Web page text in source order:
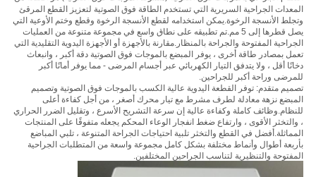
المعدات الجراحية السريرية التي تستخدم الطاقة فوق الصوتية لتعزيز القطع المرقئ
وتجلط الأنسجة الرخوة.يمكن استخدامه لقطع الأنسجة الرخوة وقطع وختم الأوعية التي
يصل قطرها إلى 5 مم.تم تطبيقه على نطاق واسع في مجموعة متنوعة من العمليات
الجراحية المفتوحة والجراحة بالمنظار.مقارنة بالأجهزة أو الأجهزة اليدوية التقليدية التي
تعمل بمصادر طاقة أخرى ، يوفر المبضع بالموجات فوق الصوتية دقة أكبر ، وانبعاث
دخانًا أقل ، ولا يتدفق التيار الكهربائي عبر أجسام المرضى - مما يوفر أمانًا أكبر
للمرضى وراحة أكبر للجراحين.
تصميم متقدم: توفر القطعة اليدوية عالية الكسب بالموجات فوق الصوتية وتصميم
المبضع نزهة معادلة لطرف مشرط مع تيار محرك أصغر ، من أجل كفاءة أعلى
للنظام.وظائف كاملة وكفاءة عالية إن سرعة التشريح الأسرع ، وتقليل الضرر الحراري
، والتخثر الأقوى ، وارتفاع ضغط انفجار الوعاء المحكم يجعله متفوقًا على المنتجات
المماثلة.أفضل في القطع والتخثر تلبية احتياجات الجراحة المتنوعة ، تلبي المباضع
بأربعة أطوال وأنماط مختلفة بشكل كامل مجموعة واسعة من المتطلبات الجراحية
المفتوحة والتنظيرية لتناسب الجراحين المختلفين.